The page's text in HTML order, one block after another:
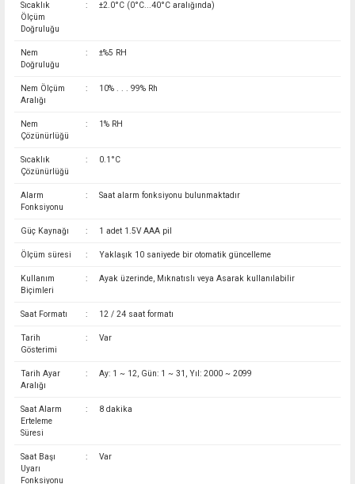
Sıcaklık
Ölçüm
Doğruluğu
: ±2.0°C (0°C...40°C aralığında)
Nem
Doğruluğu
: ±%5 RH
Nem Ölçüm
Aralığı
: 10% . . . 99% Rh
Nem
Çözünürlüğü
: 1% RH
Sıcaklık
Çözünürlüğü
: 0.1°C
Alarm
Fonksiyonu
: Saat alarm fonksiyonu bulunmaktadır
Güç Kaynağı : 1 adet 1.5V AAA pil
Ölçüm süresi : Yaklaşık 10 saniyede bir otomatik güncelleme
Kullanım
Biçimleri
: Ayak üzerinde, Mıknatıslı veya Asarak kullanılabilir
Saat Formatı : 12 / 24 saat formatı
Tarih
Gösterimi
: Var
Tarih Ayar
Aralığı
: Ay: 1 ~ 12, Gün: 1 ~ 31, Yıl: 2000 ~ 2099
Saat Alarm
Erteleme
Süresi
: 8 dakika
Saat Başı
Uyarı
Fonksiyonu
: Var